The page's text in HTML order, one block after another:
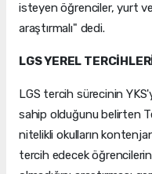
isteyen öğrenciler, yurt
araştırmalı" dedi.
LGS YEREL
LGS tercih sürecinin
sahip olduğunu belirten
nitelikli okulların
tercih edecek